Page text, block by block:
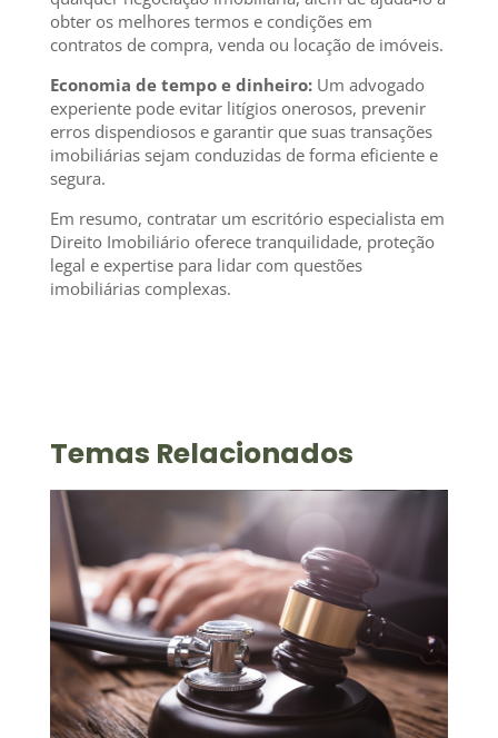
obter os melhores termos e condições em
contratos de compra, venda ou locação de imóveis.
Economia de tempo e dinheiro:Um advogado
experiente pode evitar litígios onerosos, prevenir
erros dispendiosos e garantir que suas transações
imobiliárias sejam conduzidas de forma eficiente e
segura.
Em resumo, contratar um escritório especialista em
Direito Imobiliário oferece tranquilidade, proteção
legal e expertise para lidar com questões
imobiliárias complexas.
Temas Relacionados